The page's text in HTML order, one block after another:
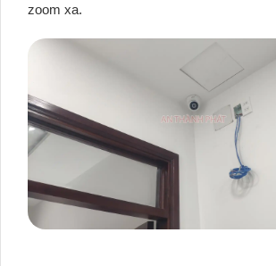
zoom xa.